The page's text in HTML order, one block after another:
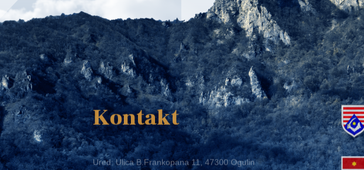
Kontakt
Ured: Ulica B.Frankopana 11, 47300 Ogulin
Telefon:+ 385 47 522 612